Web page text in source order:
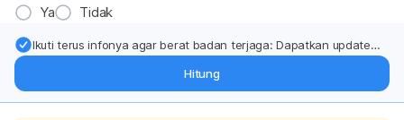
Ya Tidak
Ikuti terus infonya agar berat badan terjaga: Dapatkan update
Hitung